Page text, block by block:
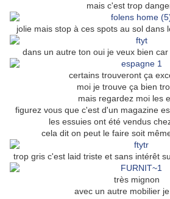
mais c'est trop
jolie mais stop à ces spots au sol dans
dans un autre ton oui je veux bien
certains trouveront ça
moi je trouve ça bien
mais regardez moi les
figurez vous que c'est d'un magazine
les essuies ont été vendus
cela dit on peut le faire soit
trop gris c'est laid triste et sans intérêt
très mignon
avec un autre mobilier